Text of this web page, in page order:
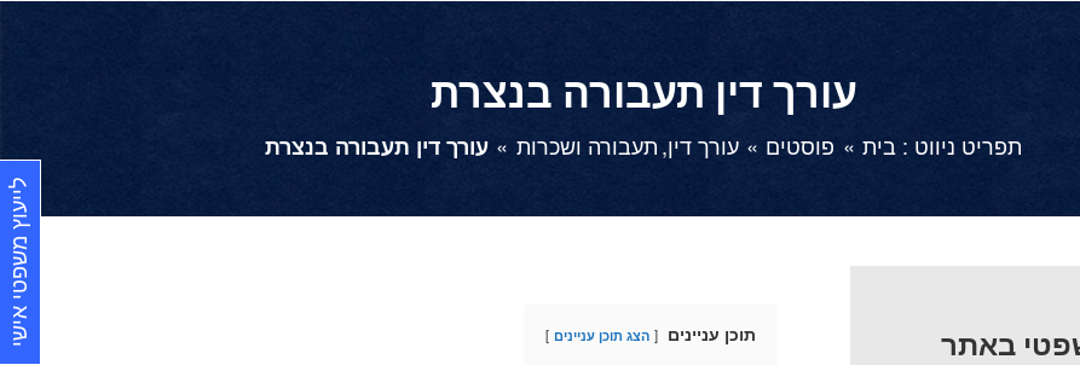
עורך דין תעבורה בנצרת
תפריט ניווט : בית פוסטים עורך דין תעבורה ושכרות עורך דין תעבורה בנצרת
תוכן עניינים הצג תוכן עניינים באתר לייעוץ משפטי אישי